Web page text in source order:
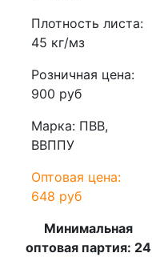
Плотность листа:
45 кг/мз
Розничная цена:
900 руб
Марка: ПВВ,
ВВППУ
Оптовая цена:
648 руб
Минимальная
оптовая партия: 24